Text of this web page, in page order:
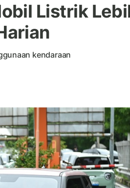
Listrik
kendaraan